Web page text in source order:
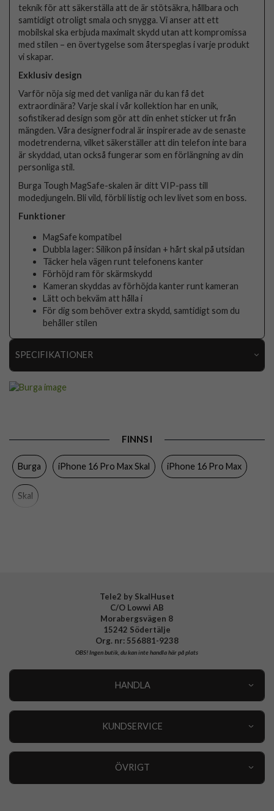
teknik för att säkerställa att de är stötsäkra, hållbara och
samtidigt otroligt smala och snygga. Vi anser att ett
mobilskal ska erbjuda maximalt skydd utan att kompromissa
med stilen – en övertygelse som återspeglas i varje produkt
vi skapar.
Exklusiv design
Varför nöja sig med det vanliga när du kan få det
extraordinära? Varje skal i vår kollektion har en unik,
sofistikerad design som gör att din enhet sticker ut från
mängden. Våra designerfodral är inspirerade av de senaste
modetrenderna, vilket säkerställer att din telefon inte bara
är skyddad, utan också fungerar som en förlängning av din
personliga stil.
Burga Tough MagSafe-skalen är ditt VIP-pass till
modedjungeln. Bli vild, förbli listig och lev livet som en boss.
Funktioner
MagSafe kompatibel
Dubbla lager: Silikon på insidan + hårt skal på utsidan
Täcker hela vägen runt telefonens kanter
Förhöjd ram för skärmskydd
Kameran skyddas av förhöjda kanter runt kameran
Lätt och bekväm att hålla i
För dig som behöver extra skydd, samtidigt som du
behåller stilen
SPECIFIKATIONER
Material Hårdplast (PC), Mjukplast (TPU)
Varumärke
FINNS I
Burga iPhone 16 Pro Max Skal iPhone 16 Pro Max
Skal
Tele2 by SkalHuset
C/O Lowwi AB
Morabergsvägen 8
15242 Södertälje
Org. nr: 556881-9238
OBS!Ingen butik, du kan inte handla här på plats
HANDLA
KUNDSERVICE
ÖVRIGT